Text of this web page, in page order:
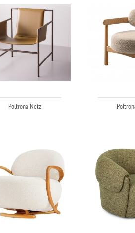
Poltrona Netz